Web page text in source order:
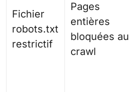
Fichier
robots.txt
restrictif
Pages
entières
bloquées au
crawl